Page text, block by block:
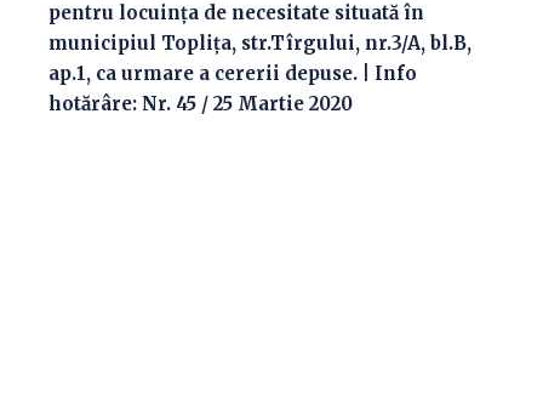
pentru locuința de necesitate situată în
municipiul Toplița, str.Tîrgului, nr.3/A, bl.B,
ap.1, ca urmare a cererii depuse. | Info
hotărâre: Nr. 45 / 25 Martie 2020